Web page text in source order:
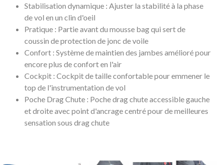
Stabilisation dynamique : Ajuster la stabilité à la phase
de vol en un clin d'oeil
Pratique : Partie avant du mousse bag qui sert de
coussin de protection de jonc de voile
Confort : Système de maintien des jambes amélioré pour
encore plus de confort en l'air
Cockpit : Cockpit de taille confortable pour emmener le
top de l'instrumentation de vol
Poche Drag Chute : Poche drag chute accessible gauche
et droite avec point d'ancrage centré pour de meilleures
sensation sous drag chute